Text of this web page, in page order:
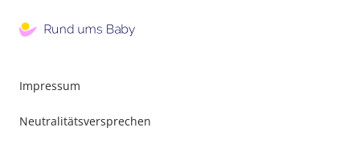
Impressum
Neutralitätsversprechen